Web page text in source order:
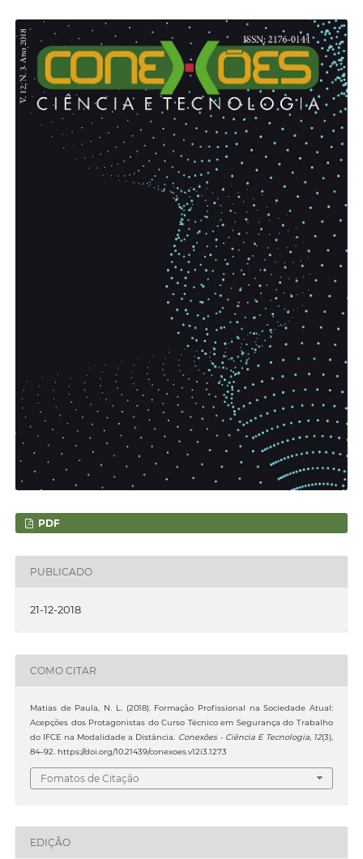
PDF
PUBLICADO
21-12-2018
COMO CITAR
Matias de Paula, N. L. (2018). Formação Profissional na Sociedade Atual:
Acepções dos Protagonistas do Curso Técnico em Segurança do Trabalho
do IFCE na Modalidade a Distância. Conexões - Ciência E Tecnologia, 12(3),
84–92. https://doi.org/10.21439/conexoes.v12i3.1273
Fomatos de Citação
EDIÇÃO